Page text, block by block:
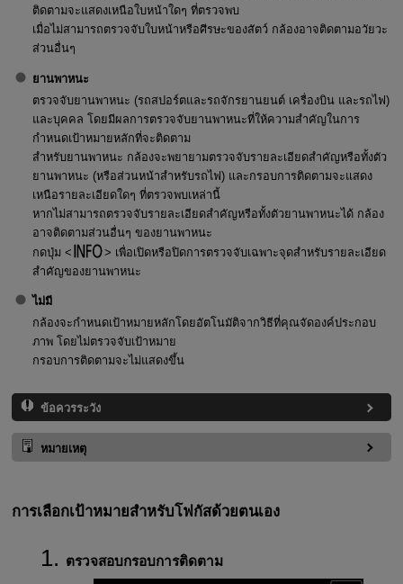
ติดตามจะแสดงเหนือใบหน้าใดๆ ที่ตรวจพบ
เมื่อไม่สามารถตรวจจับใบหน้าหรือศีรษะของสัตว์ กล้องอาจติดตามอวัยวะ
ส่วนอื่นๆ
ยานพาหนะ
ตรวจจับยานพาหนะ (รถสปอร์ตและรถจักรยานยนต์ เครื่องบิน และรถไฟ)
และบุคคล โดยมีผลการตรวจจับยานพาหนะที่ให้ความสำคัญในการ
กำหนดเป้าหมายหลักที่จะติดตาม
สำหรับยานพาหนะ กล้องจะพยายามตรวจจับรายละเอียดสำคัญหรือทั้งตัว
ยานพาหนะ (หรือส่วนหน้าสำหรับรถไฟ) และกรอบการติดตามจะแสดง
เหนือรายละเอียดใดๆ ที่ตรวจพบเหล่านี้
หากไม่สามารถตรวจจับรายละเอียดสำคัญหรือทั้งตัวยานพาหนะได้ กล้อง
อาจติดตามส่วนอื่นๆ ของยานพาหนะ
กดปุ่ม
เพื่อเปิดหรือปิดการตรวจจับเฉพาะจุดสำหรับรายละเอียด
สำคัญของยานพาหนะ
ไม่มี
กล้องจะกำหนดเป้าหมายหลักโดยอัตโนมัติจากวิธีที่คุณจัดองค์ประกอบ
ภาพ โดยไม่ตรวจจับเป้าหมาย
กรอบการติดตามจะไม่แสดงขึ้น
ข้อควรระวัง
หมายเหตุ
การเลือกเป้าหมายสำหรับโฟกัสด้วยตนเอง
ตรวจสอบกรอบการติดตาม